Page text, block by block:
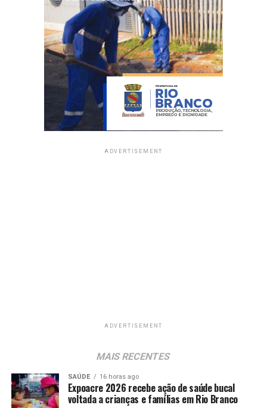
ADVERTISEMENT
ADVERTISEMENT
MAIS RECENTES
SAÚDE 16 horas ago
Expoacre 2026 recebe ação de saúde bucal
voltada a crianças e famílias em Rio Branco